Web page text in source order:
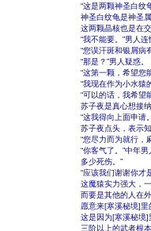
“这是两颗神圣白纹
神圣白纹龟是神圣
这两颗晶核也是在
“我不能要。”男人
“您误汗斑和银屑病
“那是？”男人疑惑。
“这第一颗，希望您
“我现在作为小水猿
“可以的话，我希望
苏子夜是真心想接
“这我得向上面申请
苏子夜点头，表示
“您尽力而为就行，
“你客气了。”中年
多少死伤。”
“应该我们谢谢你才
这魔猿实力强大，
而要是其他的人在
愿意来[寒溪秘境]
这是因为[寒溪秘境
三阶以上的武者根